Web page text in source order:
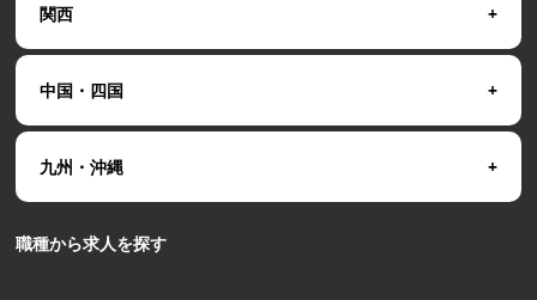
関西
中国・四国
九州・沖縄
職種から求人を探す